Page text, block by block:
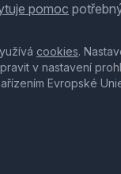
pomoc
cookies.
v nastavení
Evropské